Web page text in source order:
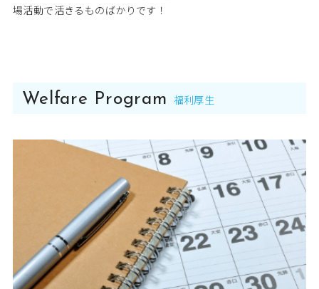
場活動で活きるものばかりです！
Welfare Program 福利厚生